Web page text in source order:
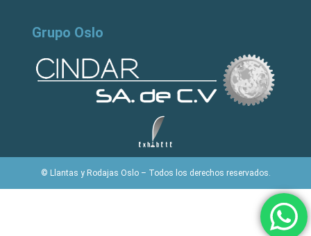
Grupo Oslo
© Llantas y Rodajas Oslo – Todos los derechos reservados.